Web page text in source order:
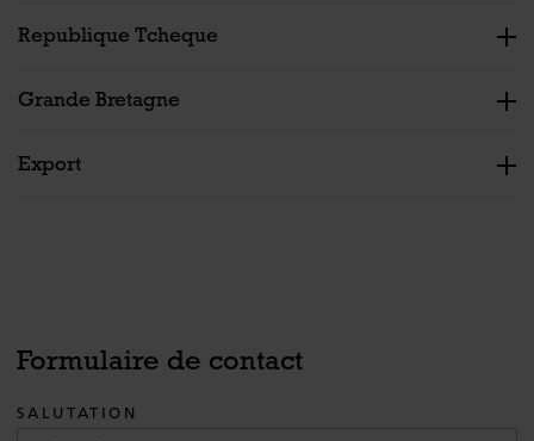
Republique Tcheque
Grande Bretagne
Export
Formulaire de contact
SALUTATION